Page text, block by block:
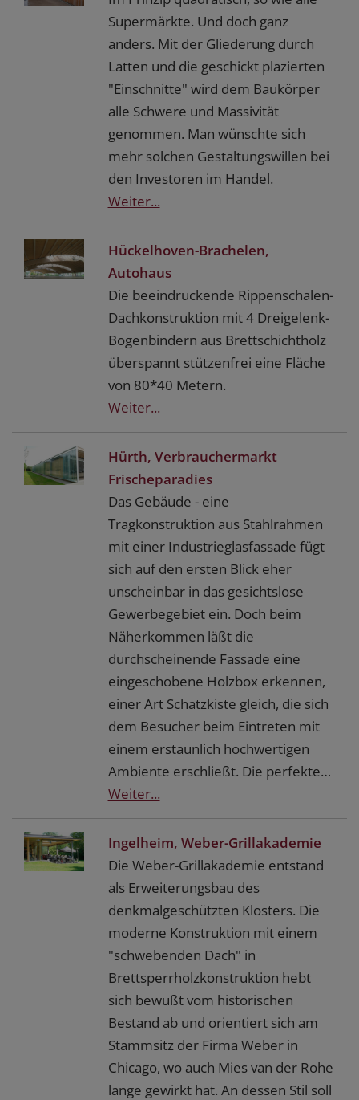
Supermärkte. Und doch ganz
anders. Mit der Gliederung durch
Latten und die geschickt plazierten
"Einschnitte" wird dem Baukörper
alle Schwere und Massivität
genommen. Man wünschte sich
mehr solchen Gestaltungswillen bei
den Investoren im Handel.
Weiter...
Hückelhoven-Brachelen,
Autohaus
Die beeindruckende Rippenschalen-
Dachkonstruktion mit 4 Dreigelenk-
Bogenbindern aus Brettschichtholz
überspannt stützenfrei eine Fläche
von 80*40 Metern.
Weiter...
Hürth, Verbrauchermarkt
Frischeparadies
Das Gebäude - eine
Tragkonstruktion aus Stahlrahmen
mit einer Industrieglasfassade fügt
sich auf den ersten Blick eher
unscheinbar in das gesichtslose
Gewerbegebiet ein. Doch beim
Näherkommen läßt die
durchscheinende Fassade eine
eingeschobene Holzbox erkennen,
einer Art Schatzkiste gleich, die sich
dem Besucher beim Eintreten mit
einem erstaunlich hochwertigen
Ambiente erschließt. Die perfekte…
Weiter...
Ingelheim, Weber-Grillakademie
Die Weber-Grillakademie entstand
als Erweiterungsbau des
denkmalgeschützten Klosters. Die
moderne Konstruktion mit einem
"schwebenden Dach" in
Brettsperrholzkonstruktion hebt
sich bewußt vom historischen
Bestand ab und orientiert sich am
Stammsitz der Firma Weber in
Chicago, wo auch Mies van der Rohe
lange gewirkt hat. An dessen Stil soll